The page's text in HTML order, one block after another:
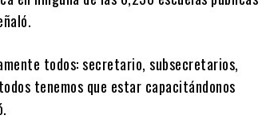
todos: secretario, subsecretarios,
tenemos que estar capacitándonos